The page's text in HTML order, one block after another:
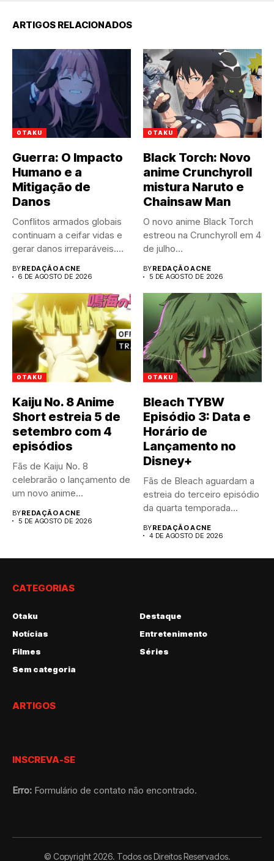
ARTIGOS RELACIONADOS
OTAKU
Guerra: O Impacto
Humano e a
Mitigação de
Danos
Conflitos armados globais
continuam a ceifar vidas e
gerar danos irreparáveis.
BYREDAÇÃO ACNE
6 DE AGOSTO DE 2026
OTAKU
Black Torch: Novo
anime Crunchyroll
mistura Naruto e
Chainsaw Man
O novo anime Black Torch
estreou na Crunchyroll em 4
de julho...
BYREDAÇÃO ACNE
5 DE AGOSTO DE 2026
OTAKU
Kaiju No. 8 Anime
Short estreia 5 de
setembro com 4
episódios
Fãs de Kaiju No. 8
celebrarão o lançamento de
um novo anime...
BYREDAÇÃO ACNE
5 DE AGOSTO DE 2026
OTAKU
Bleach TYBW
Episódio 3: Data e
Horário de
Lançamento no
Disney+
Fãs de Bleach aguardam a
estreia do terceiro episódio
da quarta temporada...
BYREDAÇÃO ACNE
4 DE AGOSTO DE 2026
CATEGORIAS
Otaku
Destaque
Notícias
Entretenimento
Filmes
Séries
Sem categoria
ARTIGOS
INSCREVA-SE
Erro: Formulário de contato não encontrado.
© Copyright 2026. Todos os Direitos Reservados.